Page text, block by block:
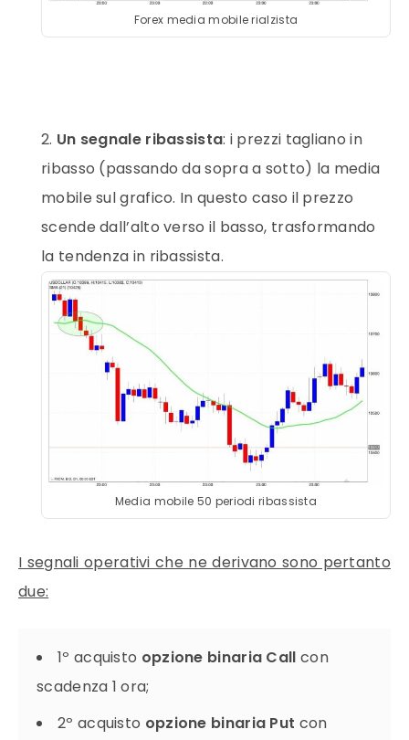
Forex media mobile rialzista
Un segnale ribassista: i prezzi tagliano in
ribasso (passando da sopra a sotto) la media
mobile sul grafico. In questo caso il prezzo
scende dall’alto verso il basso, trasformando
la tendenza in ribassista.
Media mobile 50 periodi ribassista
I segnali operativi che ne derivano sono pertanto
due:
1º acquisto opzione binaria Call con
scadenza 1ora;
2º acquisto opzione binaria Put con